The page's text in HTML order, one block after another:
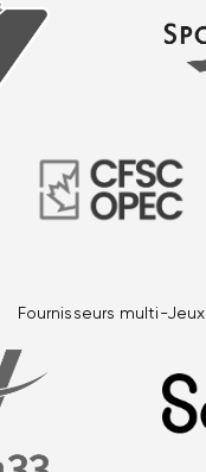
Fournisseurs multi-Jeux